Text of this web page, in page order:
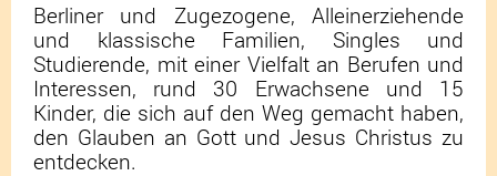
Berliner und Zugezogene, Alleinerziehende
und klassische Familien, Singles und
Studierende, mit einer Vielfalt an Berufen und
Interessen, rund 30 Erwachsene und 15
Kinder, die sich auf den Weg gemacht haben,
den Glauben an Gott und Jesus Christus zu
entdecken.